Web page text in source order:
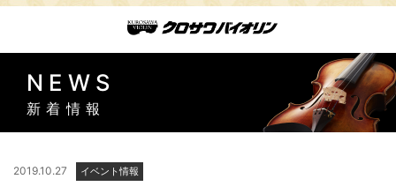
NEWS
新着情報
2019.10.27 イベント情報